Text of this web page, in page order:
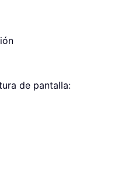
de pantalla: